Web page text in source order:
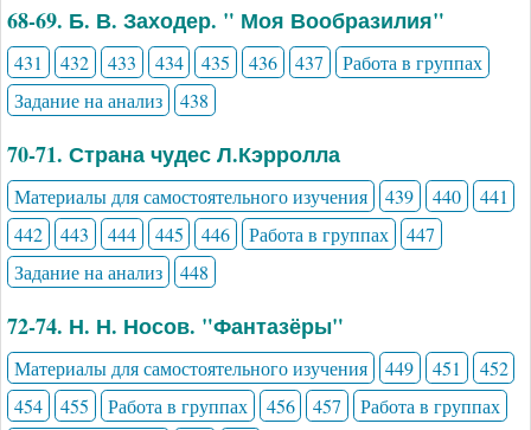
68-69. Б. В. Заходер. " Моя Вообразилия"
431 432 433 434 435 436 437
Работа в группах
Задание на анализ
438
70-71. Страна чудес Л.Кэрролла
Материалы для самостоятельного изучения 439 440
441
442
443 444 445 446 Работа в группах
447
Задание на анализ
448
72-74. Н. Н. Носов. "Фантазёры"
Материалы для самостоятельного изучения 449 451
452
454
455 Работа в группах 456 457
Работа в группах